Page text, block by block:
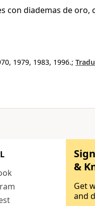
con diademas de oro,
1979, 1983, 1996.;
&
Get
and